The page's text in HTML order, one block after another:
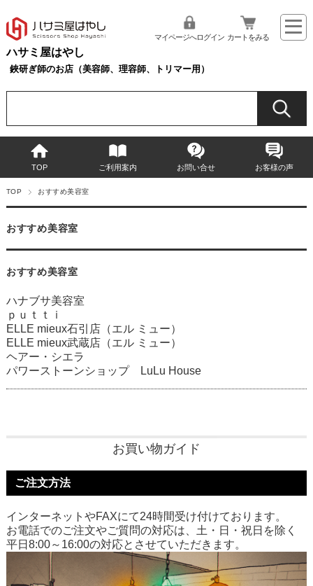
ハサミ屋はやし
鋏研ぎ師のお店（美容師、理容師、トリマー用）
マイページへログイン カートをみる
TOP ご利用案内 お問い合せ お客様の声
TOP おすすめ美容室
おすすめ美容室
おすすめ美容室
ハナブサ美容室
ｐｕｔｔｉ
ELLE mieux石引店（エル ミュー）
ELLE mieux武蔵店（エル ミュー）
ヘアー・シエラ
パワーストーンショップ LuLu House
お買い物ガイド
ご注文方法
インターネットやFAXにて24時間受け付けております。
お電話でのご注文やご質問の対応は、土・日・祝日を除く
平日8:00～16:00の対応とさせていただきます。